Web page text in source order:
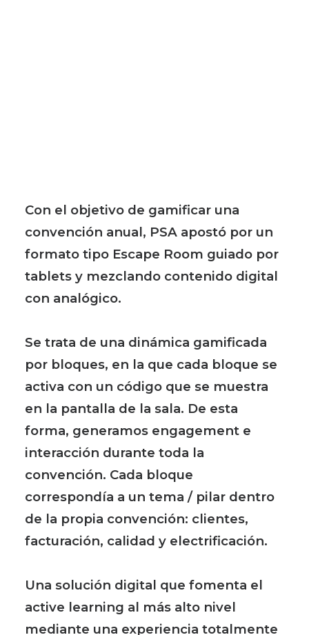
Con el objetivo de gamificar una
convención anual, PSA apostó por un
formato tipo Escape Room guiado por
tablets y mezclando contenido digital
con analógico.
Se trata de una dinámica gamificada
por bloques, en la que cada bloque se
activa con un código que se muestra
en la pantalla de la sala. De esta
forma, generamos engagement e
interacción durante toda la
convención. Cada bloque
correspondía a un tema / pilar dentro
de la propia convención: clientes,
facturación, calidad y electrificación.
Una solución digital que fomenta el
active learning al más alto nivel
mediante una experiencia totalmente